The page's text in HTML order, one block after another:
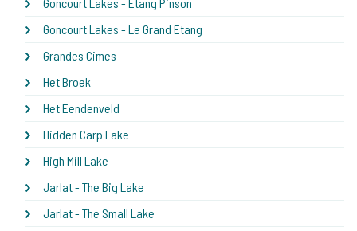
Goncourt Lakes - Le Grand Etang
Grandes Cimes
Het Broek
Het Eendenveld
Hidden Carp Lake
High Mill Lake
Jarlat - The Big Lake
Jarlat - The Small Lake